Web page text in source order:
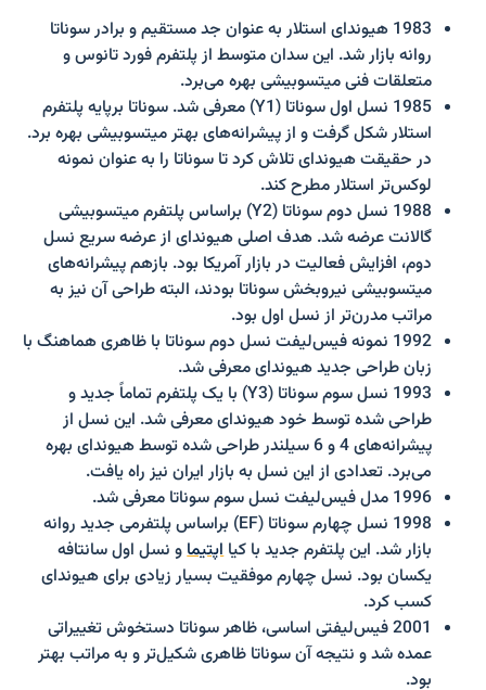
1983 هیوندای استلار به عنوان جد مستقیم و برادر سوناتا
روانه بازار شد. این سدان متوسط از پلتفرم فورد تانوس و
متعلقات فنی میتسوبیشی بهره می‌برد.
1985 نسل اول سوناتا (Y1) معرفی شد. سوناتا برپایه پلتفرم
استلار شکل گرفت و از پیشرانه‌های بهتر میتسوبیشی بهره برد.
در حقیقت هیوندای تلاش کرد تا سوناتا را به عنوان نمونه
لوکس‌تر استلار مطرح کند.
1988 نسل دوم سوناتا (Y2) براساس پلتفرم میتسوبیشی
گالانت عرضه شد. هدف اصلی هیوندای از عرضه سریع نسل
دوم، افزایش فعالیت در بازار آمریکا بود. بازهم پیشرانه‌های
میتسوبیشی نیروبخش سوناتا بودند، البته طراحی آن نیز به
مراتب مدرن‌تر از نسل اول بود.
1992 نمونه فیس‌لیفت نسل دوم سوناتا با ظاهری هماهنگ با
زبان طراحی جدید هیوندای معرفی شد.
1993 نسل سوم سوناتا (Y3) با یک پلتفرم تماماً جدید و
طراحی شده توسط خود هیوندای معرفی شد. این نسل از
پیشرانه‌های 4 و 6 سیلندر طراحی شده توسط هیوندای بهره
می‌برد. تعدادی از این نسل به بازار ایران نیز راه یافت.
1996 مدل فیس‌لیفت نسل سوم سوناتا معرفی شد.
1998 نسل چهارم سوناتا (EF) براساس پلتفرمی جدید روانه
بازار شد. این پلتفرم جدید با کیااپتیماو نسل اول سانتافه
یکسان بود. نسل چهارم موفقیت بسیار زیادی برای هیوندای
کسب کرد.
2001 فیس‌لیفتی اساسی، ظاهر سوناتا دستخوش تغییراتی
عمده شد و نتیجه آن سوناتا ظاهری شکیل‌تر و به مراتب بهتر
بود.